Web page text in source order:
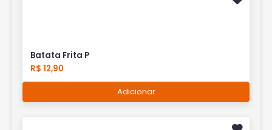
Batata Frita P
R$ 12,90
Adicionar